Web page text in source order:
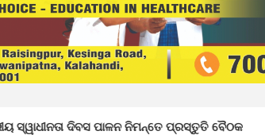
ପାଳନ ନିମନ୍ତେ ପ୍ରସ୍ତୁତି ବୈଠକ